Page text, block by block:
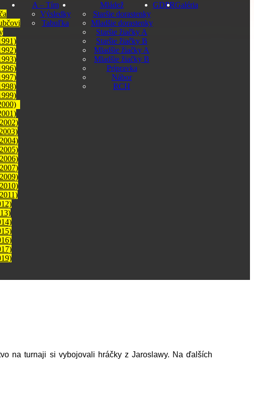
A – Tím
Výsledky
Tabuľka
Mládež
Staršie dorastenky
Mladšie dorastenky
Staršie žiačky A
Staršie žiačky B
Mladšie žiačky A
Mladšie žiačky B
Prípravka
Nábor
RCH
GDPRGaléria
na turnaji si vybojovali hráčky z Jaroslawy. Na ďalších